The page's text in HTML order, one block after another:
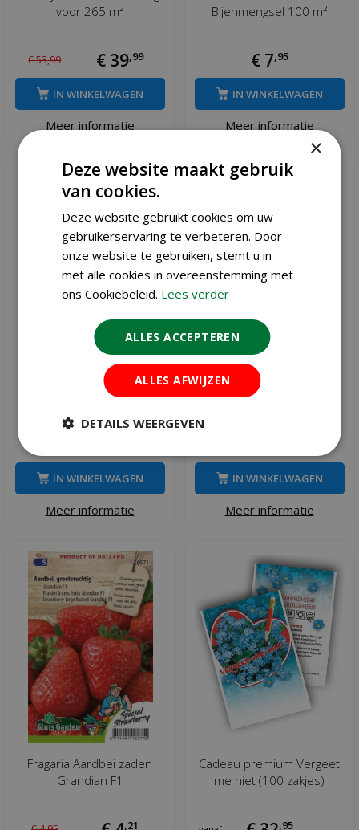
voor 265 m²
€53,99 € 39, 99
Meer informatie
IN WINKELWAGEN
Bijenmengsel 100 m²
€ 7 95
Meer informatie
IN WINKELWAGEN
MaxiPack Wildbloemen incl
kruiden 100 m²
Meer informatie
IN WINKELWAGEN
ECOstyle Tuinmest 18 kg
Meer informatie
IN WINKELWAGEN
Fragaria Aardbei zaden
Grandian F1
21
Cadeau premium Vergeet
me niet (100 zakjes)
95
×
Deze website maakt gebruik
van cookies.
Deze website gebruikt cookies om uw
gebruikerservaring te verbeteren. Door
onze website te gebruiken, stemt u in
met alle cookies in overeenstemming met
ons Cookiebeleid. Lees verder
ALLES ACCEPTEREN
ALLES AFWIJZEN
DETAILS WEERGEVEN